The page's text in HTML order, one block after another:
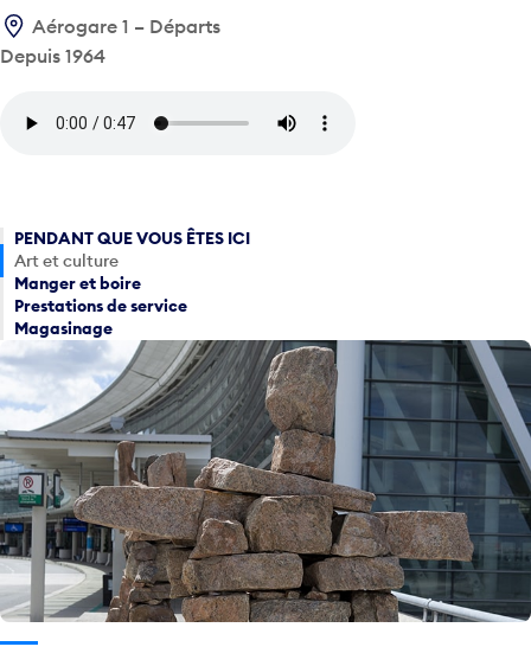
Aérogare 1 – Départs
Depuis 1964
PENDANT QUE VOUS ÊTES ICI
Art et culture
Manger et boire
Prestations de service
Magasinage